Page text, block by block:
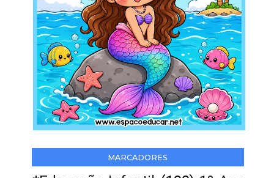
MARCADORES